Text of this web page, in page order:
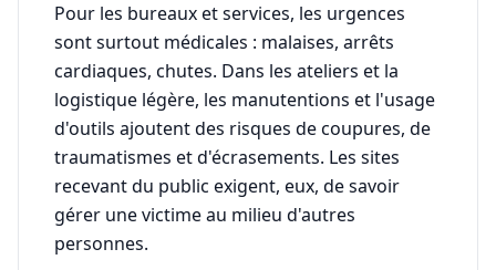
Pour les bureaux et services, les urgences
sont surtout médicales : malaises, arrêts
cardiaques, chutes. Dans les ateliers et la
logistique légère, les manutentions et l'usage
d'outils ajoutent des risques de coupures, de
traumatismes et d'écrasements. Les sites
recevant du public exigent, eux, de savoir
gérer une victime au milieu d'autres
personnes.